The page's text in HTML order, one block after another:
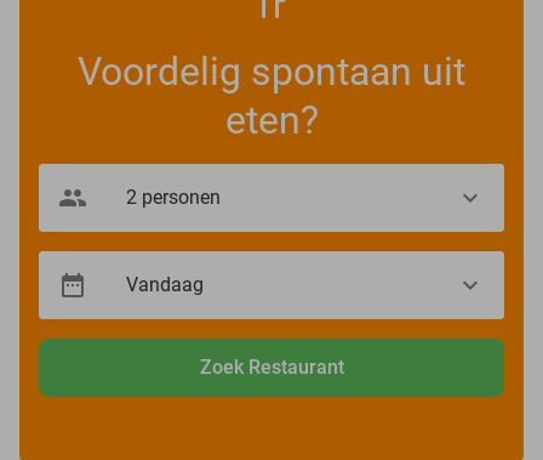
Voordelig spontaan uit
eten?
Zoek Restaurant